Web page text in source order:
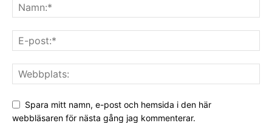
Spara mitt namn, e-post och hemsida i den här
webbläsaren för nästa gång jag kommenterar.